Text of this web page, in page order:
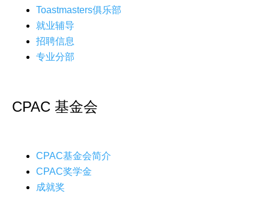
Toastmasters俱乐部
就业辅导
招聘信息
专业分部
CPAC 基金会
CPAC基金会简介
CPAC奖学金
成就奖